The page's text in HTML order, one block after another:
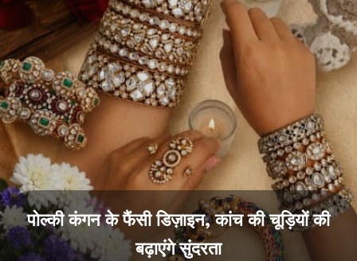
पोल्की कंगन के फैंसी डिज़ाइन, कांच की चूड़ियों की
बढ़ाएंगे सुंदरता